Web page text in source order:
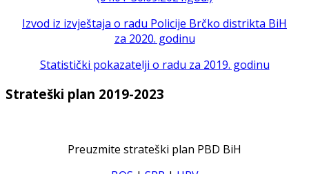
Izvod iz izvještaja o radu Policije Brčko distrikta BiH
za 2020. godinu
Statistički pokazatelji o radu za 2019. godinu
Strateški plan 2019-2023
Preuzmite strateški plan PBD BiH